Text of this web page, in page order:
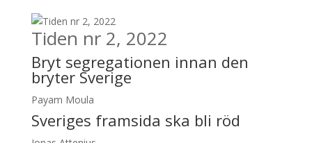
Tiden nr 2, 2022
Bryt segregationen innan den
bryter Sverige
Payam Moula
Sveriges framsida ska bli röd